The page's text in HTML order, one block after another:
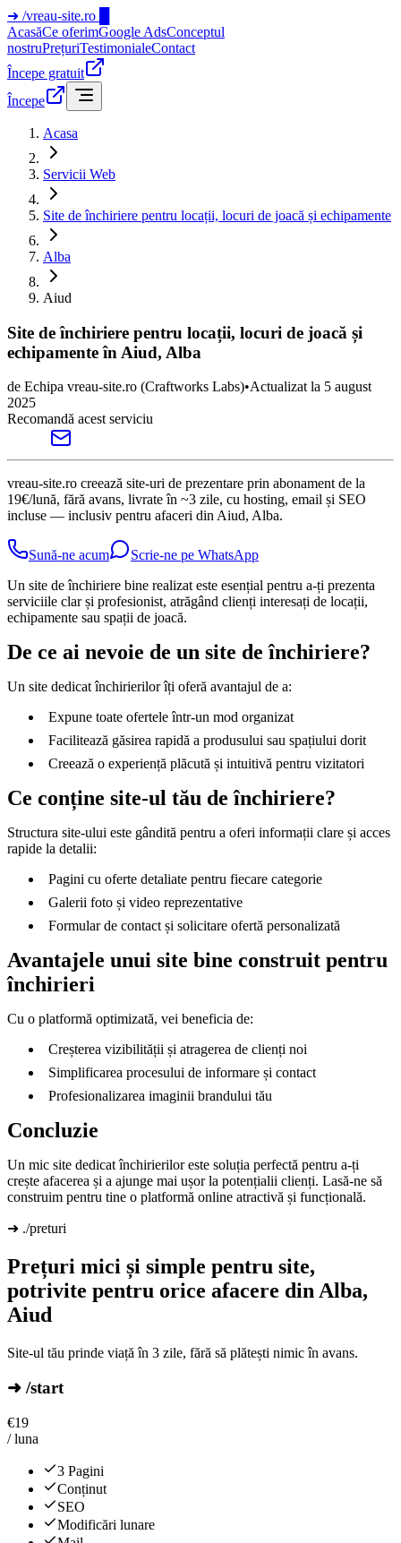
➜ /vreau-site.ro
AcasăCe oferimGoogle AdsConceptul
nostruPrețuriTestimonialeContact
Începe gratuit
Începe
Acasa
Servicii Web
Site de închiriere pentru locații, locuri de joacă și echipamente
Alba
Aiud
Site de închiriere pentru locații, locuri de joacă și
echipamente în Aiud, Alba
de Echipa vreau-site.ro (Craftworks Labs)•Actualizat la 5 august
2025
Recomandă acest serviciu
vreau-site.ro creează site-uri de prezentare prin abonament de la
19€/lună, fără avans, livrate în ~3 zile, cu hosting, email și SEO
incluse — inclusiv pentru afaceri din Aiud, Alba.
Sună-ne acum
Scrie-ne pe WhatsApp
Un site de închiriere bine realizat este esențial pentru a-ți prezenta
serviciile clar și profesionist, atrăgând clienți interesați de locații,
echipamente sau spații de joacă.
De ce ai nevoie de un site de închiriere?
Un site dedicat închirierilor îți oferă avantajul de a:
Expune toate ofertele într-un mod organizat
Facilitează găsirea rapidă a produsului sau spațiului dorit
Creează o experiență plăcută și intuitivă pentru vizitatori
Ce conține site-ul tău de închiriere?
Structura site-ului este gândită pentru a oferi informații clare și acces
rapide la detalii:
Pagini cu oferte detaliate pentru fiecare categorie
Galerii foto și video reprezentative
Formular de contact și solicitare ofertă personalizată
Avantajele unui site bine construit pentru
închirieri
Cu o platformă optimizată, vei beneficia de:
Creșterea vizibilității și atragerea de clienți noi
Simplificarea procesului de informare și contact
Profesionalizarea imaginii brandului tău
Concluzie
Un mic site dedicat închirierilor este soluția perfectă pentru a-ți
crește afacerea și a ajunge mai ușor la potențialii clienți. Lasă-ne să
construim pentru tine o platformă online atractivă și funcțională.
➜ ./preturi
Prețuri mici și simple pentru site,
potrivite pentru orice afacere din Alba,
Aiud
Site-ul tău prinde viață în 3 zile, fără să plătești nimic în avans.
➜ /start
€19
/ luna
3 Pagini
Conținut
SEO
Modificări lunare